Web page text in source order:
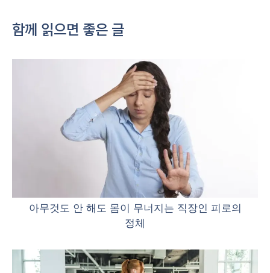
함께 읽으면 좋은 글
아무것도 안 해도 몸이 무너지는 직장인 피로의
정체